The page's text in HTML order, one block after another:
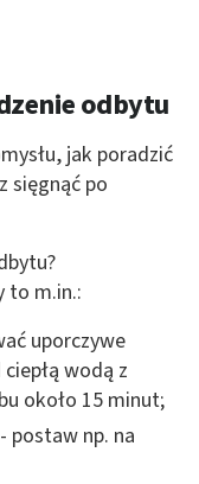
odbytu
jak poradzić
sięgnąć po
to m.in.:
uporczywe
wodą z
około 15 minut;
postaw np. na